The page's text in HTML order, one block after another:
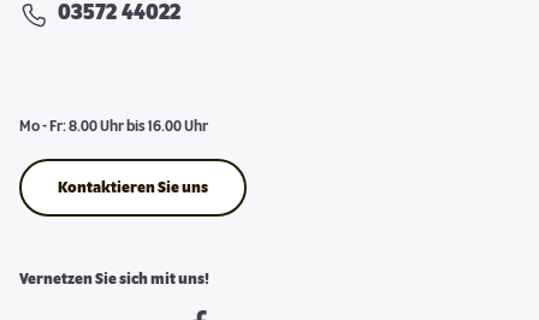
03572 44022
Mo - Fr: 8.00 Uhr bis 16.00 Uhr
Kontaktieren Sie uns
Vernetzen Sie sich mit uns!